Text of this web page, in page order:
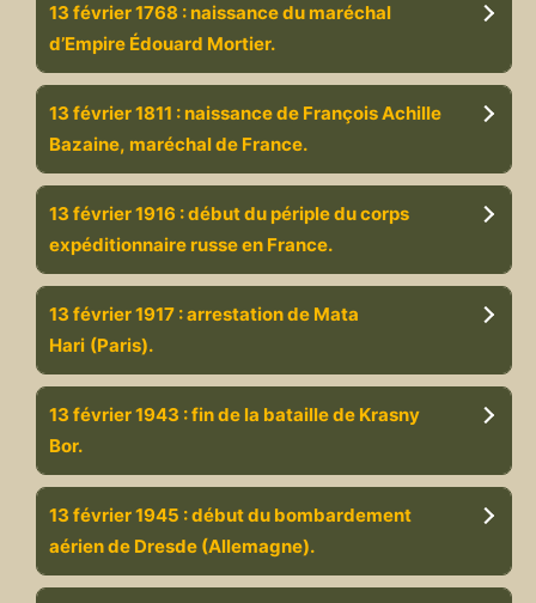
13 février 1768 : naissance du maréchal
d’Empire Édouard Mortier.
13 février 1811 : naissance de François Achille
Bazaine, maréchal de France.
13 février 1916 : début du périple du corps
expéditionnaire russe en France.
13 février 1917 : arrestation de Mata
Hari (Paris).
13 février 1943 : fin de la bataille de Krasny
Bor.
13 février 1945 : début du bombardement
aérien de Dresde (Allemagne).